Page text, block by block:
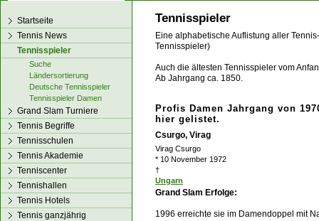
Tennisspieler
Eine alphabetische Auflistung aller
Tennisspieler)
Auch die ältesten Tennisspieler vom
Ab Jahrgang ca. 1850.
Profis Damen Jahrgang von
hier gelistet.
Csurgo, Virag
Virag Csurgo
* 10 November 1972
†
Ungarn
Grand Slam Erfolge:
1996 erreichte sie im Damendoppel mit
Startseite
Tennis News
Tennisspieler
Suche
Ländersortierung
Deutsche Tennisspieler
Tennisspieler Damen
Grand Slam Turniere
Tennis Begriffe
Tennisschulen
Tennis Akademie
Tenniscenter
Tennishallen
Tennis Hotels
Tennis ganzjährig